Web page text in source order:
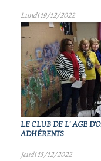
Lundi 19/12/2022
LE CLUB DE L' AGE
ADHÉRENTS
Jeudi 15/12/2022